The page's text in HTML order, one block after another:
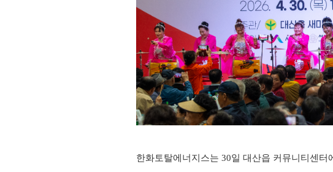
한화토탈에너지스는 30일 대산읍 커뮤니티센터